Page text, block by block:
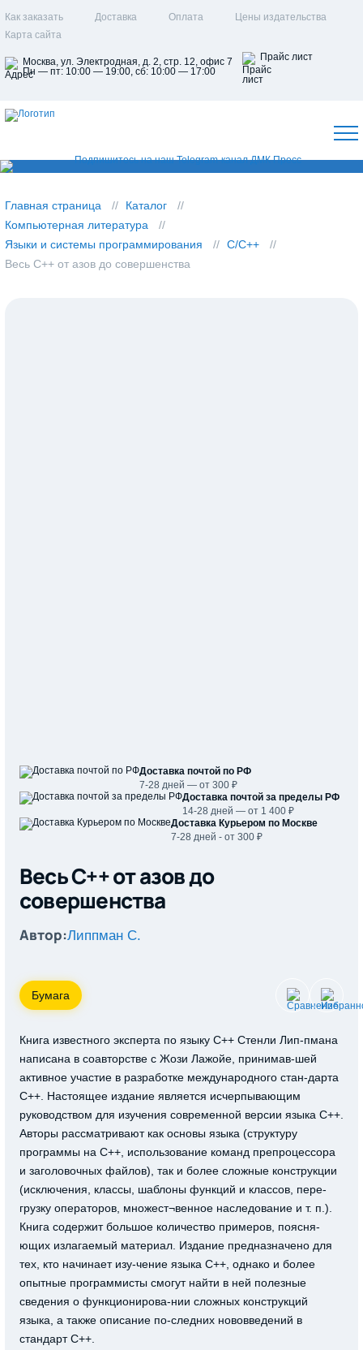
Как заказать Доставка Оплата
Цены издательства
Карта сайта
Москва, ул. Электродная, д. 2, стр. 12, офис 7
Пн — пт: 10:00 — 19:00, сб: 10:00 — 17:00
Прайс лист
Главная страница
Каталог
Компьютерная литература
Языки и системы программирования
С/С++
Весь С++ от азов до совершенства
Доставка почтой по РФ
7-28 дней — от 300 ₽
Доставка почтой за пределы РФ
14-28 дней — от 1 400 ₽
Доставка Курьером по Москве
7-28 дней - от 300 ₽
Весь С++ от азов до
совершенства
Автор:Липпман С.
Бумага
Книга известного эксперта по языку C++ Стенли Лип-пмана
написана в соавторстве с Жози Лажойе, принимав-шей
активное участие в разработке международного стан-дарта
C++. Настоящее издание является исчерпывающим
руководством для изучения современной версии языка C++.
Авторы рассматривают как основы языка (структуру
программы на C++, использование команд препроцессора
и заголовочных файлов), так и более сложные конструкции
(исключения, классы, шаблоны функций и классов, пере-
грузку операторов, множест¬венное наследование и т. п.).
Книга содержит большое количество примеров, поясня-
ющих излагаемый материал. Издание предназначено для
тех, кто начинает изу-чение языка С++, однако и более
опытные программисты смогут найти в ней полезные
сведения о функционирова-нии сложных конструкций
языка, а также описание по-следних нововведений в
стандарт С++.